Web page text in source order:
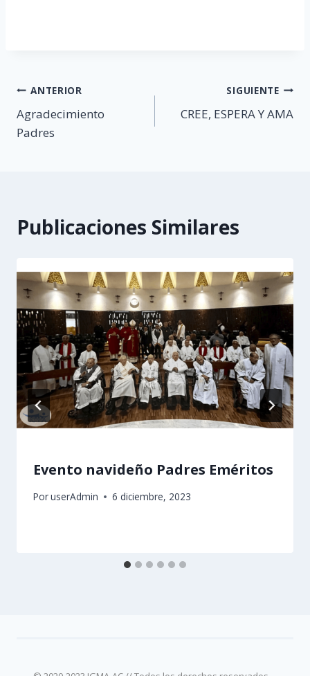
Navegación
de
ANTERIOR
Agradecimiento
Padres
SIGUIENTE
CREE, ESPERA Y AMA
Publicaciones Similares
Evento navideño Padres Eméritos
PoruserAdmin 6 diciembre, 2023